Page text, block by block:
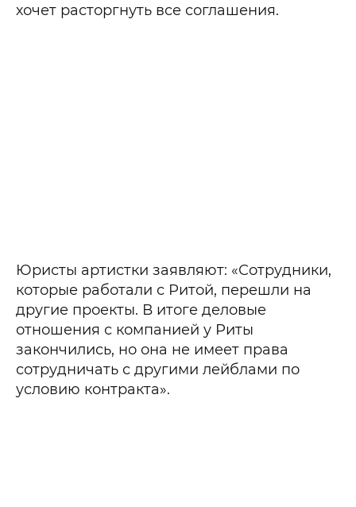
хочет расторгнуть все соглашения.
Юристы артистки заявляют: «Сотрудники,
которые работали с Ритой, перешли на
другие проекты. В итоге деловые
отношения с компанией у Риты
закончились, но она не имеет права
сотрудничать с другими лейблами по
условию контракта».